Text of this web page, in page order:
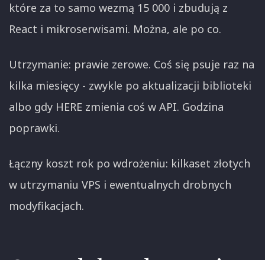
które za to samo wezmą 15 000 i zbudują z
React i mikroserwisami. Można, ale po co.
Utrzymanie: prawie zerowe. Coś się psuje raz na
kilka miesięcy - zwykle po aktualizacji biblioteki
albo gdy HERE zmienia coś w API. Godzina
poprawki.
Łączny koszt rok po wdrożeniu: kilkaset złotych
w utrzymaniu VPS i ewentualnych drobnych
modyfikacjach.